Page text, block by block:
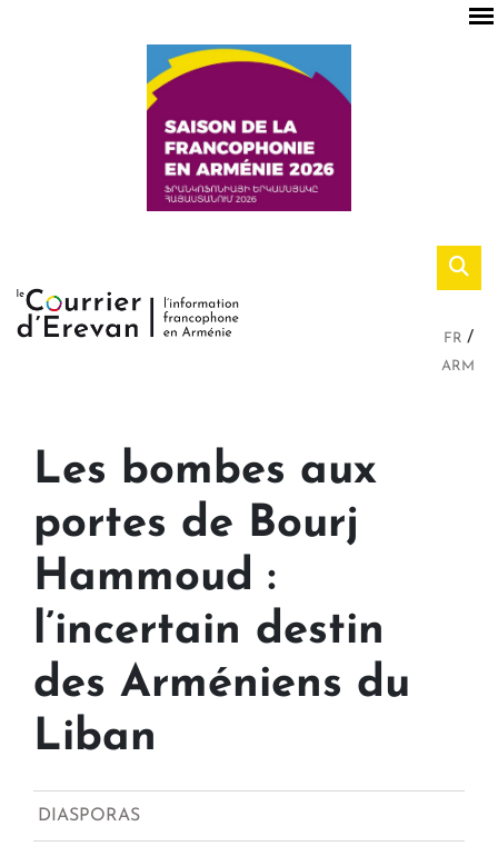
FR
ARM
Les bombes aux
portes de Bourj
Hammoud :
l’incertain destin
des Arméniens du
Liban
DIASPORAS